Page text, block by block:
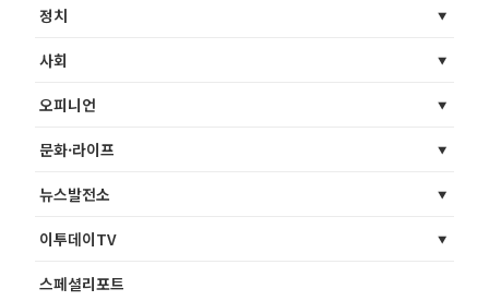
정치
사회
오피니언
문화·라이프
뉴스발전소
이투데이TV
스페셜리포트